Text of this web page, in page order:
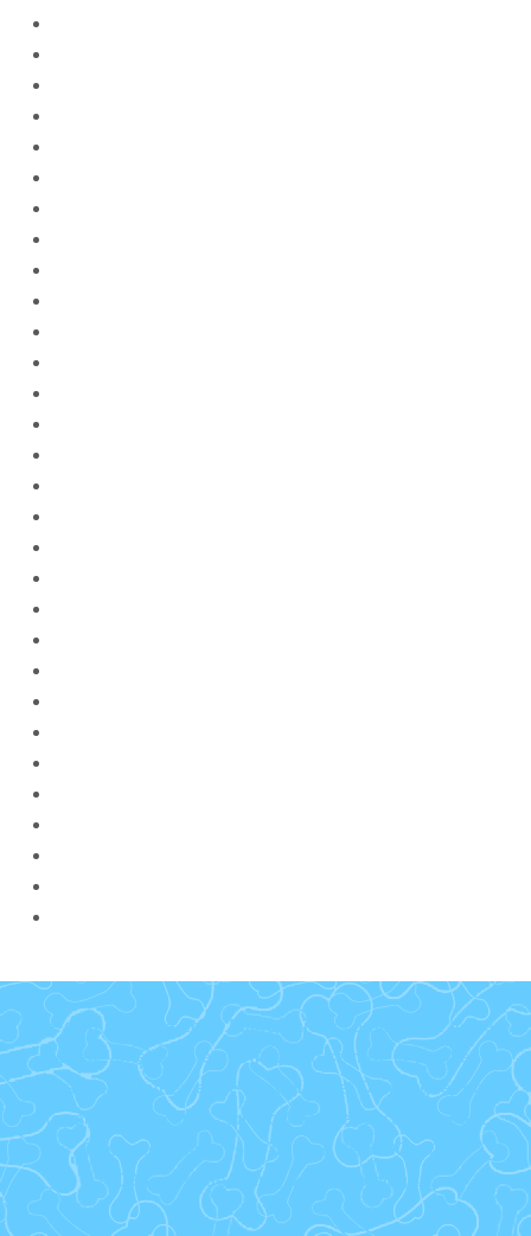
Le club canin de Loon Plage, mieux comprendre votre
chien, améliorer le quotidien au sein de la famille.
Idéalement situés entre Gravelines et Dunkerque, nos
terrains d’éducation, tous clôturés et sécurisés sont
implantés sur un site de plus de 5000 m2,
1095 route de Mardyck à Loon plage.